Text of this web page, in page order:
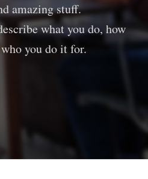
amazing stuff.
what you do, how
you do it for.